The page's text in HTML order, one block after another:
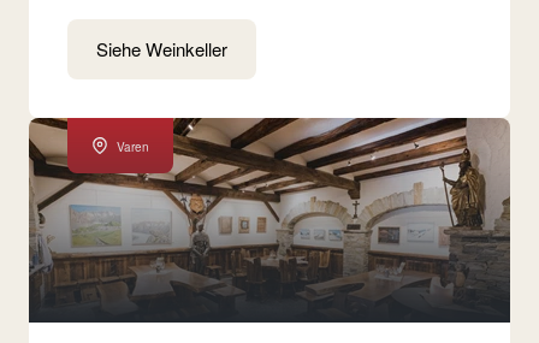
Siehe Weinkeller
Varen